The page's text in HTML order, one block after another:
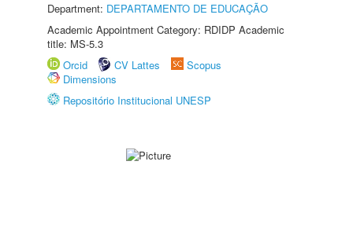
Department: DEPARTAMENTO DE EDUCAÇÃO
Academic Appointment Category: RDIDP Academic
title: MS-5.3
Orcid
CV Lattes
Scopus
Dimensions
Repositório Institucional UNESP